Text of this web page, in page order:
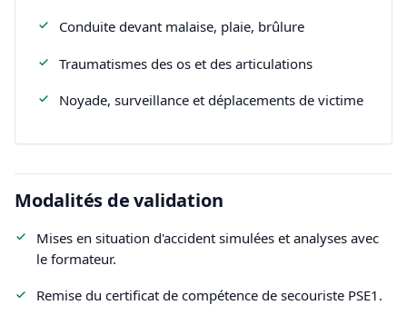
Conduite devant malaise, plaie, brûlure
Traumatismes des os et des articulations
Noyade, surveillance et déplacements de victime
Modalités de validation
Mises en situation d'accident simulées et analyses avec
le formateur.
Remise du certificat de compétence de secouriste PSE1.